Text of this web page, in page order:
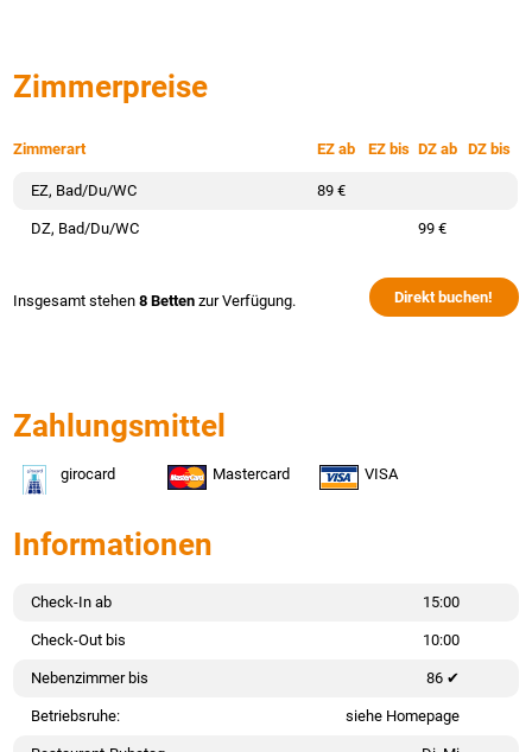
Zimmerpreise
Zimmerart EZ ab EZ bis DZ ab DZ bis
EZ, Bad/Du/WC 89 €
DZ, Bad/Du/WC 99 €
Insgesamt stehen8 Betten zur Verfügung. Direkt buchen!
Zahlungsmittel
girocard Mastercard VISA
Informationen
Check-In ab 15:00
Check-Out bis 10:00
Nebenzimmer bis 86 ✔
Betriebsruhe: siehe Homepage